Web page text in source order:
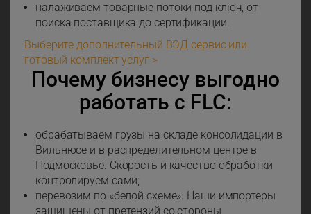
налаживаем товарные потоки под ключ, от
поиска поставщика до сертификации.
Выберите дополнительный ВЭД сервис или
готовый комплект услуг >
Почему бизнесу выгодно
работать с FLC:
обрабатываем грузы на складе консолидации в
Вильнюсе и в распределительном центре в
Подмосковье. Скорость и качество обработки
контролируем сами;
перевозим по «белой схеме». Наши импортеры
защищены от претензий со стороны